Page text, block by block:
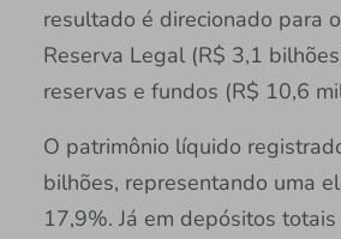
resultado é direcionado para
Reserva Legal (R$ 3,1
reservas e fundos (R$ 10,6
O patrimônio líquido
bilhões, representando uma
17,9%. Já em depósitos